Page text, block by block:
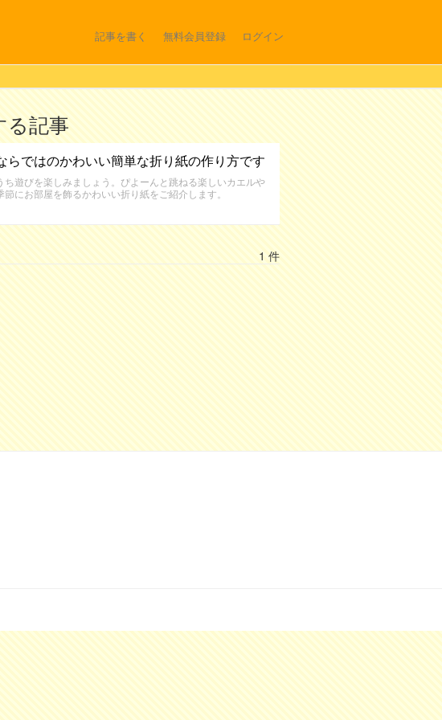
記事を書く 無料会員登録 ログイン
る記事
らではのかわいい簡単な折り紙の作り方です
遊びを楽しみましょう。ぴよーんと跳ねる楽しいカエルや
にお部屋を飾るかわいい折り紙をご紹介します。
1 件